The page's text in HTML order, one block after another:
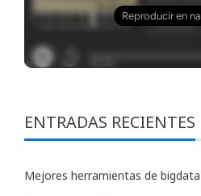
ENTRADAS RECIENTES
Mejores herramientas de